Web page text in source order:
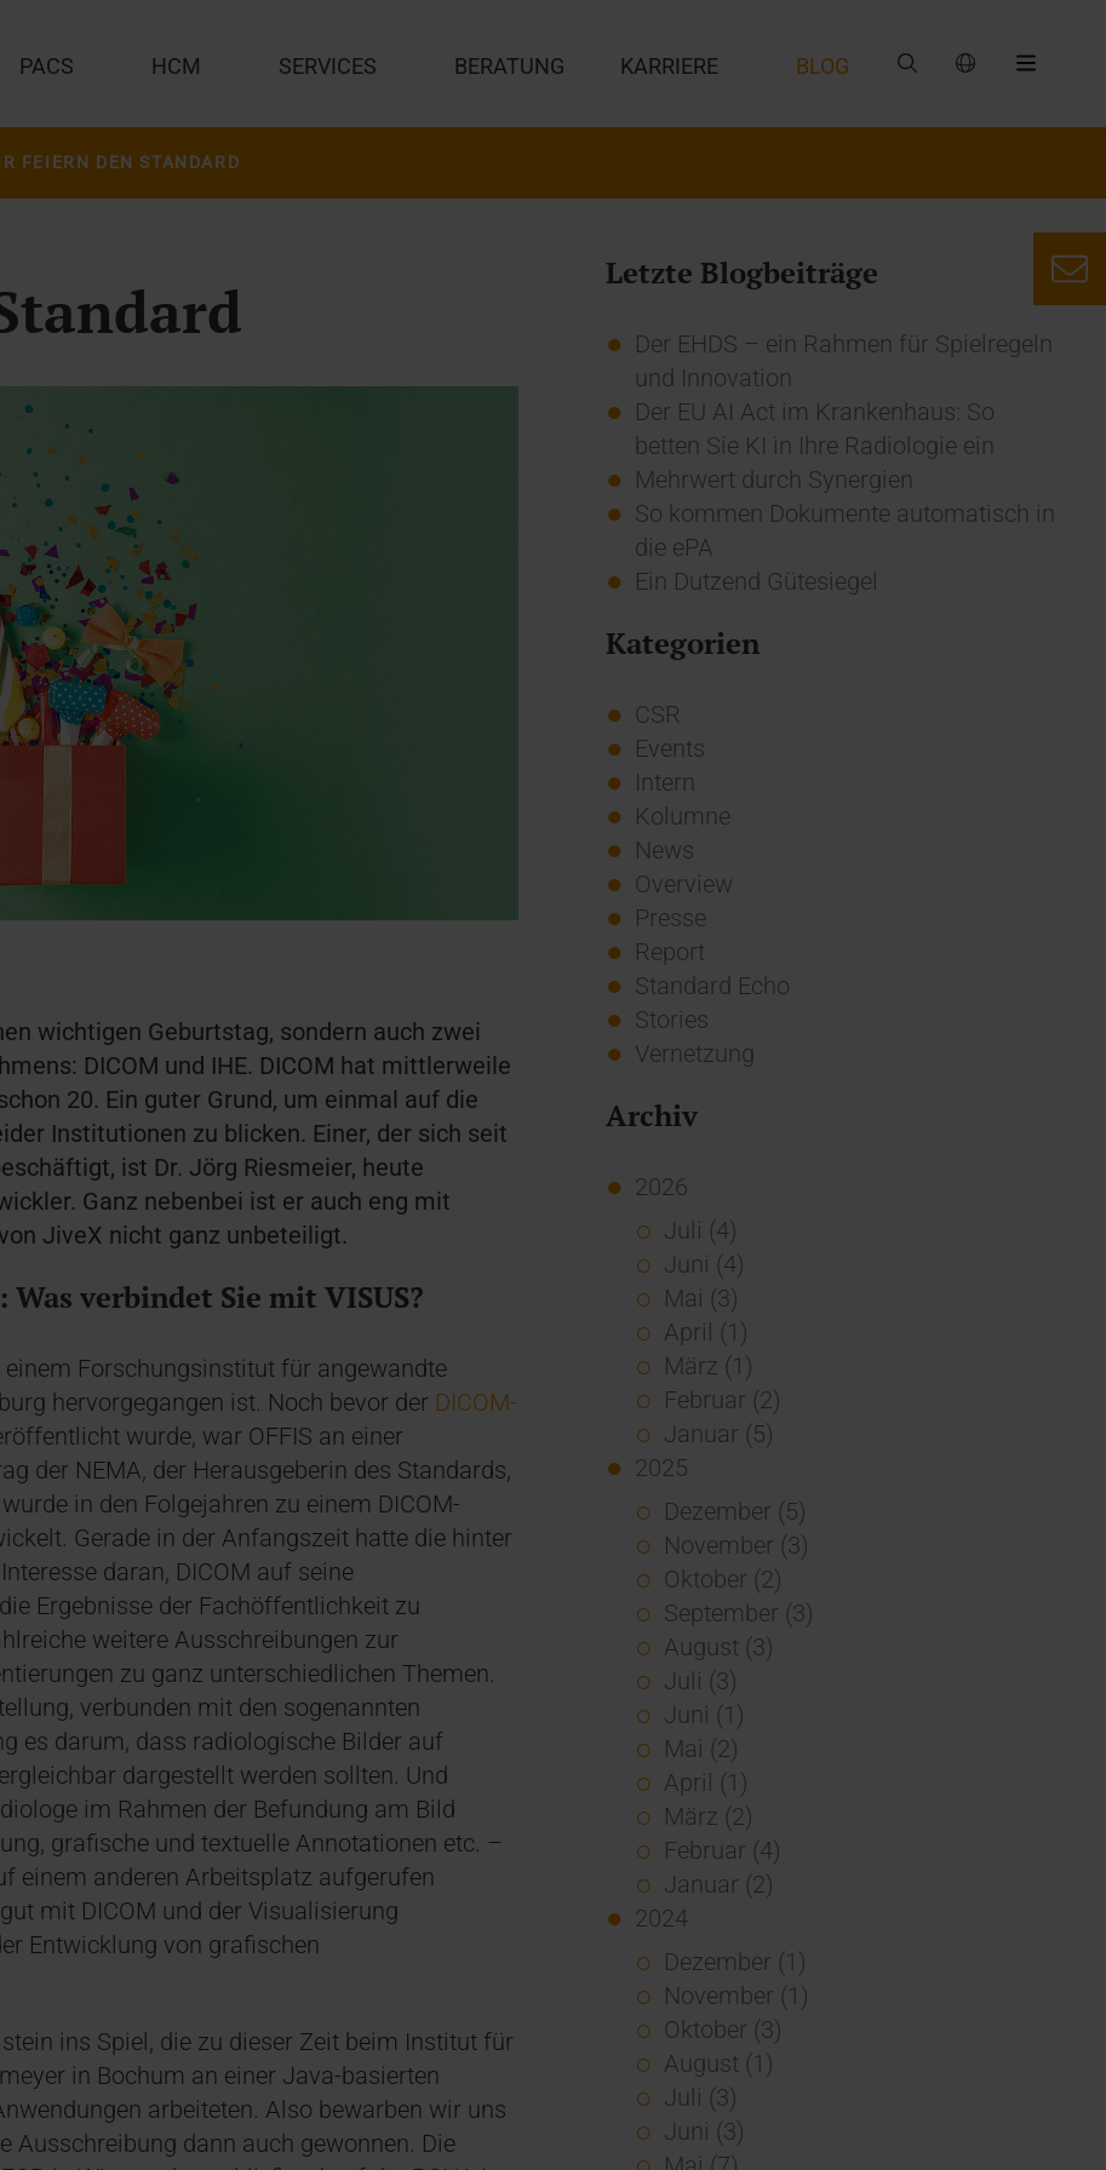
PACS HCM SERVICES BERATUNG KARRIERE BLOG
FEIERN DEN STANDARD
wichtigen Geburtstag, sondern auch zwei
DICOM und IHE. DICOM hat mittlerweile
20. Ein guter Grund, um einmal auf die
Institutionen zu blicken. Einer, der sich seit
ist Dr. Jörg Riesmeier, heute
Ganz nebenbei ist er auch eng mit
JiveX nicht ganz unbeteiligt.
verbindet Sie mit VISUS?
einem Forschungsinstitut für angewandte
hervorgegangen ist. Noch bevor der DICOM-
wurde, war OFFIS an einer
der NEMA, der Herausgeberin des Standards,
in den Folgejahren zu einem DICOM-
Gerade in der Anfangszeit hatte die hinter
daran, DICOM auf seine
Ergebnisse der Fachöffentlichkeit zu
weitere Ausschreibungen zur
zu ganz unterschiedlichen Themen.
verbunden mit den sogenannten
es darum, dass radiologische Bilder auf
dargestellt werden sollten. Und
im Rahmen der Befundung am Bild
grafische und textuelle Annotationen etc. –
einem anderen Arbeitsplatz aufgerufen
mit DICOM und der Visualisierung
Entwicklung von grafischen
ins Spiel, die zu dieser Zeit beim Institut für
in Bochum an einer Java-basierten
arbeiteten. Also bewarben wir uns
Ausschreibung dann auch gewonnen. Die
Letzte Blogbeiträge
Der EHDS – ein Rahmen für Spielregeln
und Innovation
Der EU AI Act im Krankenhaus: So
betten Sie KI in Ihre Radiologie ein
Mehrwert durch Synergien
So kommen Dokumente automatisch in
die ePA
Ein Dutzend Gütesiegel
Kategorien
CSR
Events
Intern
Kolumne
News
Overview
Presse
Report
Standard Echo
Stories
Vernetzung
Archiv
2026
Juli (4)
Juni (4)
Mai (3)
April (1)
März (1)
Februar (2)
Januar (5)
2025
Dezember (5)
November (3)
Oktober (2)
September (3)
August (3)
Juli (3)
Juni (1)
Mai (2)
April (1)
März (2)
Februar (4)
Januar (2)
2024
Dezember (1)
November (1)
Oktober (3)
August (1)
Juli (3)
Juni (3)